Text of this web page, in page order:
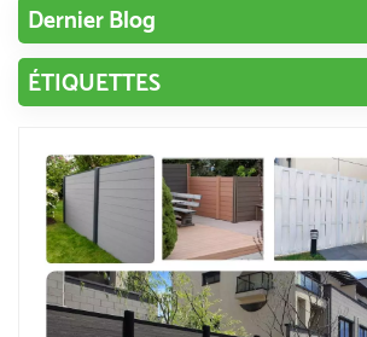
Dernier Blog
ÉTIQUETTES